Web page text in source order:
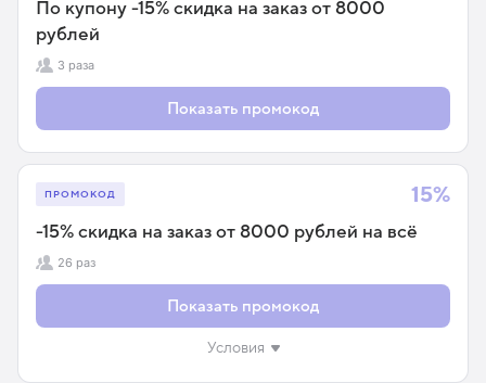
По купону -15% скидка на заказ от 8000
рублей
3 раза
Показать промокод
15%
ПРОМОКОД
-15% скидка на заказ от 8000 рублей на всё
26 раз
Показать промокод
Условия